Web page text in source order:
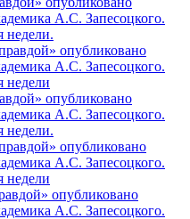
опубликовано
А.С. Запесоцкого.
недели
опубликовано
А.С. Запесоцкого.
недели